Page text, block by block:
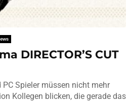
DIRECTOR’S CUT
Spieler müssen nicht mehr
Kollegen blicken, die gerade das